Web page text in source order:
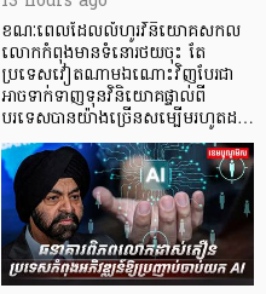
ខណៈពេលដែលលំហូរវិនិយោគសកល
លោកកំពុងមានទំនោរថយចុះ តែ
ប្រទេសវៀតណាមឯណោះវិញបែរជា
អាចទាក់ទាញទុនវិនិយោគផ្ទាល់ពី
បរទេសបានយ៉ាងច្រើនសម្បើមរហូតដ…